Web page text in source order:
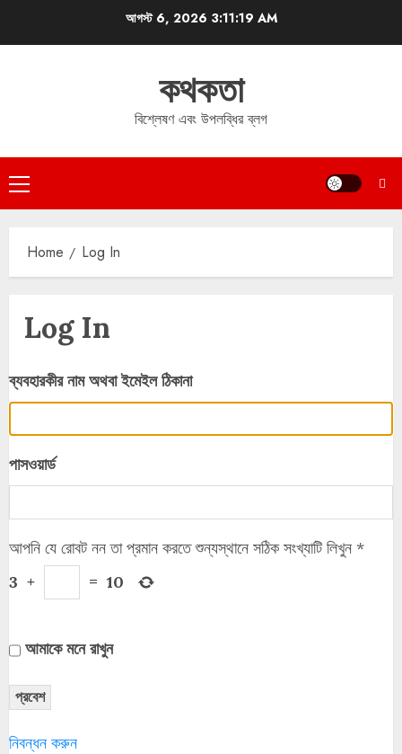
আগস্ট 6, 2026 3:11:19 AM
কথকতা
বিশ্লেষণ এবং উপলব্ধির ব্লগ
Primary
Menu
Home Log In
Log In
ব্যবহারকীর নাম অথবা ইমেইল ঠিকানা
পাসওয়ার্ড
আপনি যে রোবট নন তা প্রমান করতে শুন্যস্থানে সঠিক সংখ্যাটি লিখুন *
3 + = 10
আমাকে মনে রাখুন
প্রবেশ
নিবন্ধন করুন